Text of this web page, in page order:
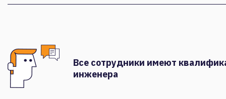
Все сотрудники имеют
инженера